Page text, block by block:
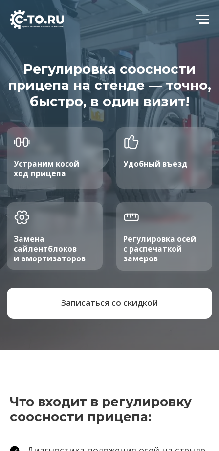
Регулировка соосности
прицепа на стенде — точно,
быстро, в один визит!
Удобный въезд
Устраним косой
ход прицепа
Замена
сайлентблоков
Регулировка осей
с распечаткой
замеров
Что входит в регулировку
соосности прицепа: